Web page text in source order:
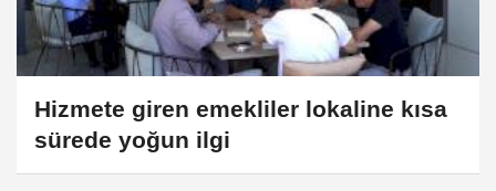
Hizmete giren emekliler lokaline kısa
sürede yoğun ilgi